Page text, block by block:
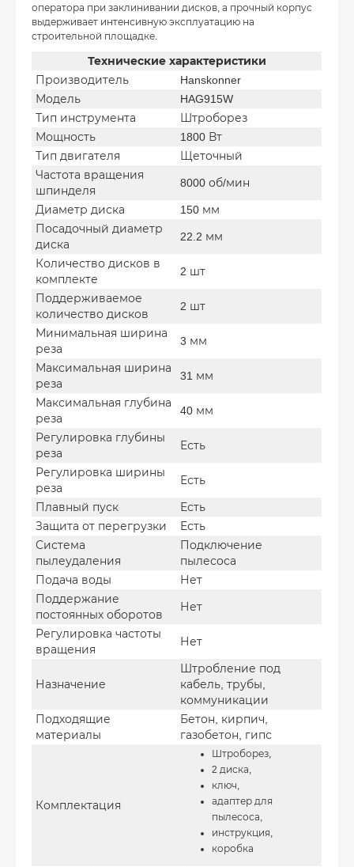
оператора при заклинивании дисков, а прочный корпус
выдерживает интенсивную эксплуатацию на
строительной площадке.
Технические характеристики
Производитель
Hanskonner
Модель
HAG915W
Тип инструмента
Штроборез
Мощность
1800 Вт
Тип двигателя
Щеточный
Частота вращения
шпинделя
8000 об/мин
Диаметр диска
150 мм
Посадочный диаметр
диска
22.2 мм
Количество дисков в
комплекте
2 шт
Поддерживаемое
количество дисков
2 шт
Минимальная ширина
реза
3 мм
Максимальная ширина
реза
31 мм
Максимальная глубина
реза
40 мм
Регулировка глубины
реза
Есть
Регулировка ширины
реза
Есть
Плавный пуск
Есть
Защита от перегрузки
Есть
Система
пылеудаления
Подключение
пылесоса
Подача воды
Нет
Поддержание
постоянных оборотов
Нет
Регулировка частоты
вращения
Нет
Назначение
Штробление под
кабель, трубы,
коммуникации
Подходящие
материалы
Бетон, кирпич,
газобетон, гипс
Комплектация
Штроборез,
2 диска,
ключ,
адаптер для
пылесоса,
инструкция,
коробка